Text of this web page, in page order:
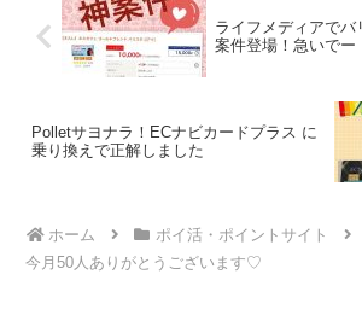
ライフメディアでバ
案件登場！急いでー
Polletサヨナラ！ECナビカードプラス に
乗り換えで正解しました️
ホーム ポイ活・ポイントサイト
今月50人ありがとうございます♡